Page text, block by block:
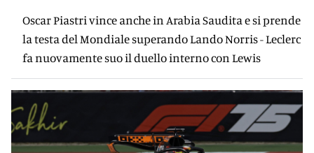
Oscar Piastri vince anche in Arabia Saudita e si prende
la testa del Mondiale superando Lando Norris - Leclerc
fa nuovamente suo il duello interno con Lewis